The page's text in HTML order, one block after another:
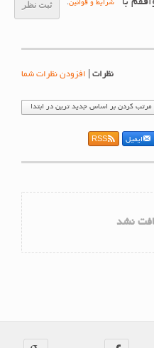
ثبت نظر شرایط و قوانین.
نظرات |افزودن نظرات شما
کردن بر اساس جدید ترین در ابتدا
ایمیل RSS
نشد